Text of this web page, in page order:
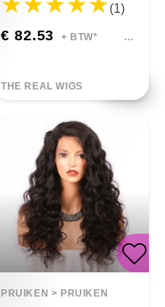
(1)
€ 82.53 + BTW*
THE REAL WIGS
PRUIKEN > PRUIKEN